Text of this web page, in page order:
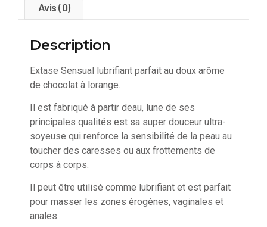
Avis (0)
Description
Extase Sensual lubrifiant parfait au doux arôme
de chocolat à lorange.
Il est fabriqué à partir deau, lune de ses
principales qualités est sa super douceur ultra-
soyeuse qui renforce la sensibilité de la peau au
toucher des caresses ou aux frottements de
corps à corps.
Il peut être utilisé comme lubrifiant et est parfait
pour masser les zones érogènes, vaginales et
anales.